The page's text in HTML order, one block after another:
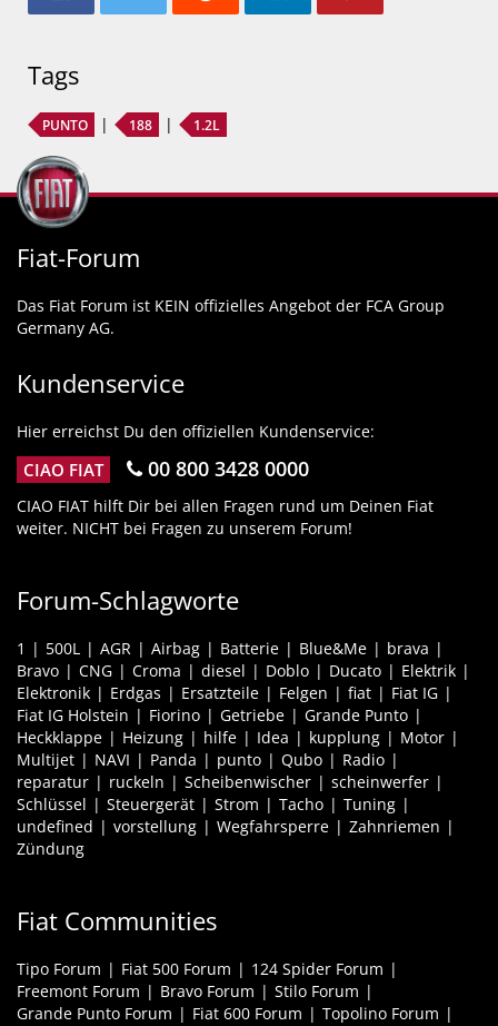
Tags
PUNTO 188 1.2L
Fiat-Forum
Das Fiat Forum ist KEIN offizielles Angebot der FCA Group
Germany AG.
Kundenservice
Hier erreichst Du den offiziellen Kundenservice:
CIAO FIAT 00 800 3428 0000
CIAO FIAT hilft Dir bei allen Fragen rund um Deinen Fiat
weiter. NICHT bei Fragen zu unserem Forum!
Forum-Schlagworte
1 500L AGR Airbag Batterie Blue&Me
brava
Bravo
CNG Croma diesel Doblo Ducato
Elektrik
Elektronik
Erdgas Ersatzteile Felgen fiat
Fiat IG
Fiat IG Holstein
Fiorino Getriebe
Grande Punto
Heckklappe
Heizung hilfe Idea kupplung
Motor
Multijet
NAVI Panda punto Qubo
Radio
reparatur
ruckeln Scheibenwischer
scheinwerfer
Schlüssel
Steuergerät Strom Tacho
Tuning
undefined
vorstellung Wegfahrsperre
Zahnriemen
Zündung
Fiat Communities
Tipo Forum Fiat 500 Forum
124 Spider Forum
Freemont Forum
Bravo Forum
Stilo Forum
Grande Punto Forum
Fiat 600 Forum
Topolino Forum